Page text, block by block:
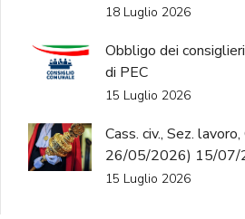
18 Luglio 2026
Obbligo dei
di PEC
15 Luglio 2026
Cass. civ., Sez.
26/05/2026) 15/07/
15 Luglio 2026